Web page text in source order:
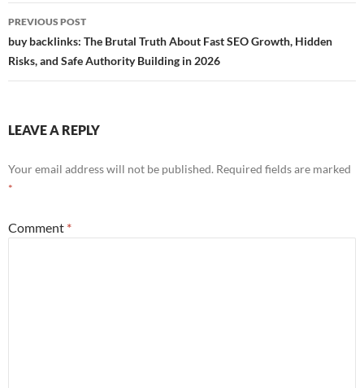
Post
navigation
PREVIOUS POST
buy backlinks: The Brutal Truth About Fast SEO Growth, Hidden
Risks, and Safe Authority Building in 2026
LEAVE A REPLY
Your email address will not be published. Required fields are marked
*
Comment *